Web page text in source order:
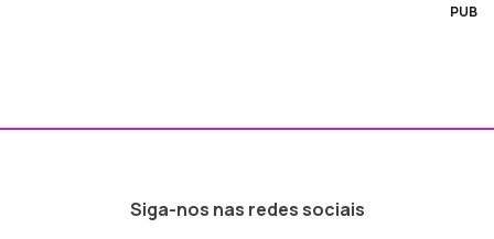
PUB
Siga-nos nas redes sociais